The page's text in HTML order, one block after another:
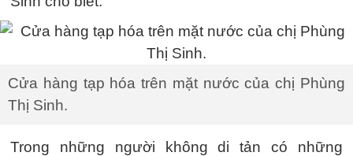
Cửa hàng tạp hóa trên mặt nước của chị Phùng
Thị Sinh.
Trong những người không di tản có những